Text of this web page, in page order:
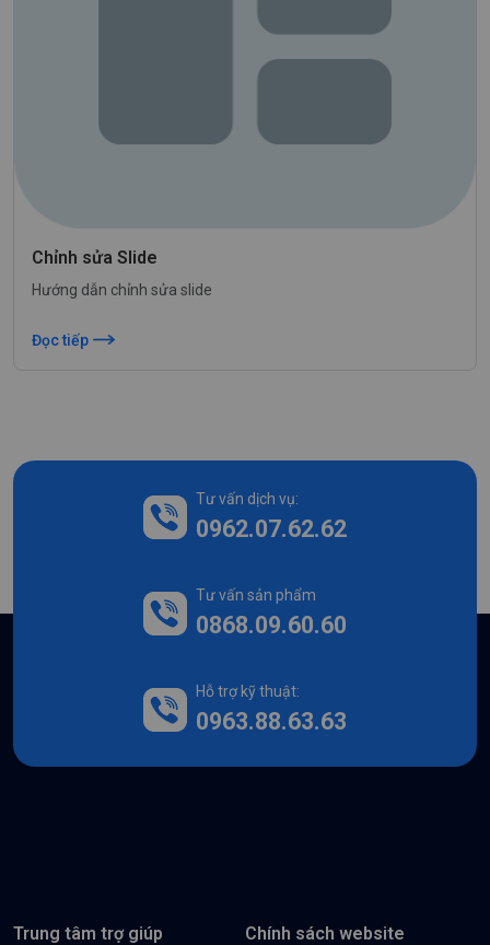
Chỉnh sửa Slide
Hướng dẫn chỉnh sửa slide
Đọc tiếp
Tư vấn dịch vụ:
0962.07.62.62
Tư vấn sản phẩm
0868.09.60.60
Hỗ trợ kỹ thuật:
0963.88.63.63
Trung tâm trợ giúp Chính sách website